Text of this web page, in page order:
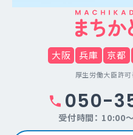
大阪 兵庫 京都
厚生労働大臣許
050-
受付時間： 10:00